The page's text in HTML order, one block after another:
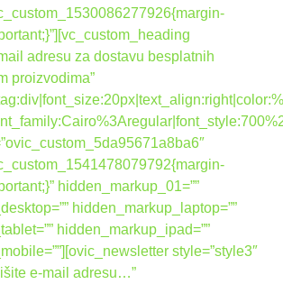
adresu za dostavu besplatnih
proizvodima”
hidden_markup_01=””
hidden_markup_laptop=””
hidden_markup_ipad=””
style=”style3″
e-mail adresu…”